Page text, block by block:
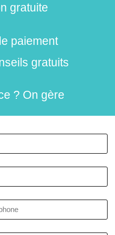
gratuite
paiement
gratuits
? On gère